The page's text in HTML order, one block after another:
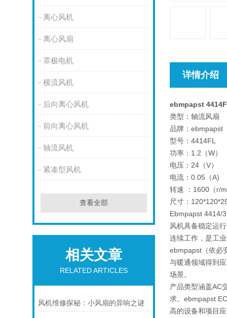
离心风机
离心风扇
罩极电机
横流风机
后向离心风机
前向离心风机
轴流风机
紧凑型风机
查看全部
相关文章
RELATED ARTICLES
风机维修探秘：小风扇的异响之谜
详情介绍
ebmpapst
类型：轴流风扇
品牌：ebmpapst
型号：4414FL
功率：1.2（W）
电压：24（V）
电流：0.05（A)
转速 ：1600（r/
尺寸：
Ebmpapst 4414/
风机具备稳定运
连续工作，是工
ebmpapst（依必
与暖通领域得到
场景。
产品类型涵盖AC
求。ebmpapst
高的设备和项目